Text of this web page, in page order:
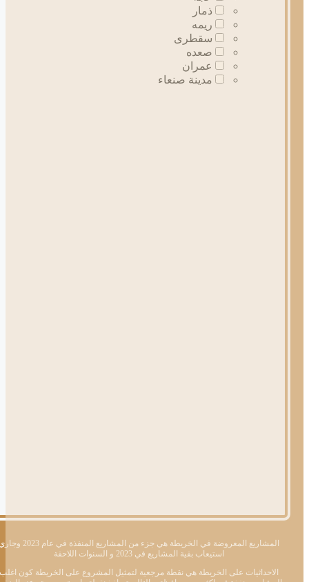
ذمار
ريمه
سقطرى
صعده
عمران
مدينة صنعاء
المشاريع المعروضة في الخريطة هي جزء من المشاريع المنفذة في عام 2023 وجاري
استيعاب بقية المشاريع في 2023 و السنوات اللاحقة
الاحداثيات على الخريطة هي نقطة مرجعية لتمثيل المشروع على الخريطة كون اغلب